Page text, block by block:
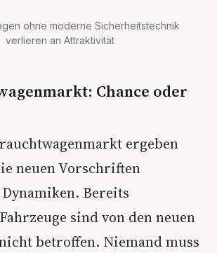
ohne moderne Sicherheitstechnik
verlieren an Attraktivität
Chance oder
ergeben
neuen Vorschriften
Bereits
sind von den neuen
betroffen. Niemand muss